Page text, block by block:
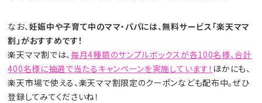
なお、 妊娠中や子育て中のママ・パパには、無料サービス「楽天ママ
割」がおすすめです！
楽天ママ割では、 毎月4種類のサンプルボックスが各100名様、合計
400名様に抽選で当たるキャンペーンを実施しています！ ほかにも、
楽天市場で使える、楽天ママ割限定のクーポンなども配布中。ぜひ
登録してみてくださいね！